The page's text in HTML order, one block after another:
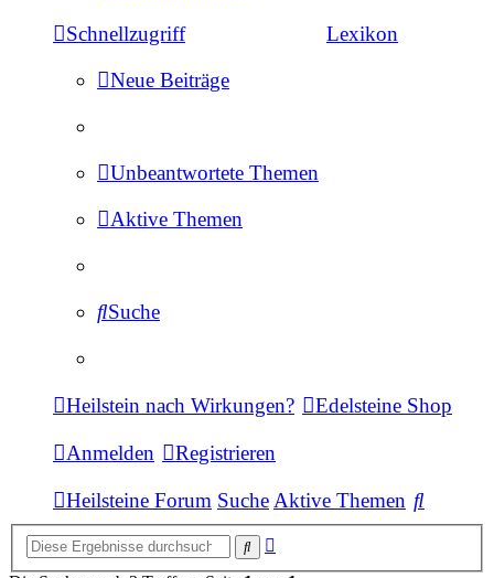
Schnellzugriff
Neue Beiträge
Unbeantwortete Themen
Aktive Themen
Suche
Lexikon
Heilstein nach Wirkungen? Edelsteine Shop
Anmelden Registrieren
Heilsteine Forum SucheAktive Themen
Suche